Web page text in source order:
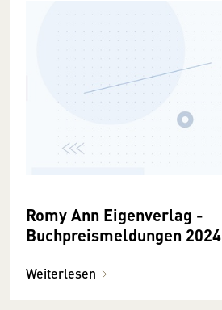
Romy Ann Eigenverlag -
Buchpreismeldungen 2024
Weiterlesen